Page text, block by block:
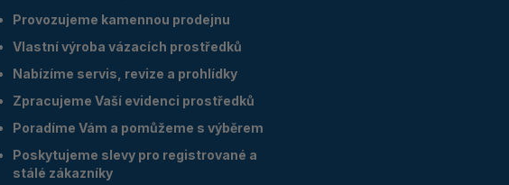
Provozujeme kamennou prodejnu
Vlastní výroba vázacích prostředků
Nabízíme servis, revize a prohlídky
Zpracujeme Vaší evidenci prostředků
Poradíme Vám a pomůžeme s výběrem
Poskytujeme slevy pro registrované a
stálé zákazníky